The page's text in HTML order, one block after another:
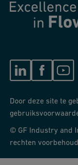
Door deze site te
© GF Industry and
rechten